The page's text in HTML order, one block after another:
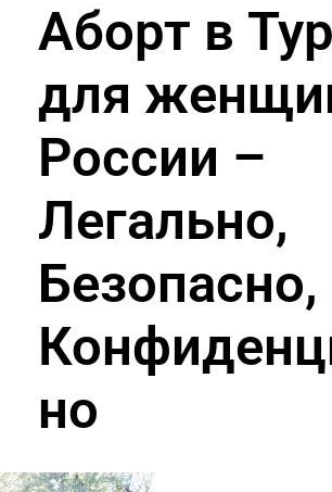
Аборт в
для
России –
Легально,
Безопасно,
но